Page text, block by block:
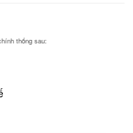
thống sau: